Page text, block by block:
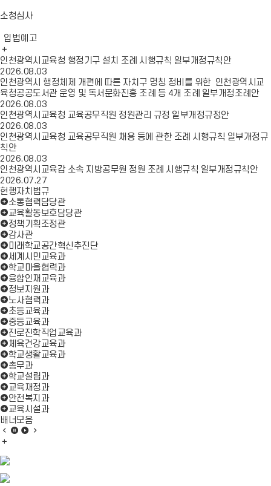
소청심사
입법예고
인천광역시교육청 행정기구 설치 조례 시행규칙 일부개정규칙안
2026.08.03
인천광역시 행정체제 개편에 따른 자치구 명칭 정비를 위한 인천광역시교
육청공공도서관 운영 및 독서문화진흥 조례 등 4개 조례 일부개정조례안
2026.08.03
인천광역시교육청 교육공무직원 정원관리 규정 일부개정규정안
2026.08.03
인천광역시교육청 교육공무직원 채용 등에 관한 조례 시행규칙 일부개정규
칙안
2026.08.03
인천광역시교육감 소속 지방공무원 정원 조례 시행규칙 일부개정규칙안
2026.07.27
현행자치법규
소통협력담당관
교육활동보호담당관
정책기획조정관
감사관
미래학교공간혁신추진단
세계시민교육과
학교마을협력과
융합인재교육과
정보지원과
노사협력과
초등교육과
중등교육과
진로진학직업교육과
체육건강교육과
학교생활교육과
총무과
학교설립과
교육재정과
안전복지과
교육시설과
배너모음
배
음
이
배 배
모
음